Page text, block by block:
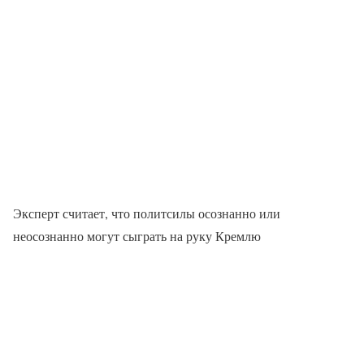
Эксперт считает, что политсилы осознанно или
неосознанно могут сыграть на руку Кремлю